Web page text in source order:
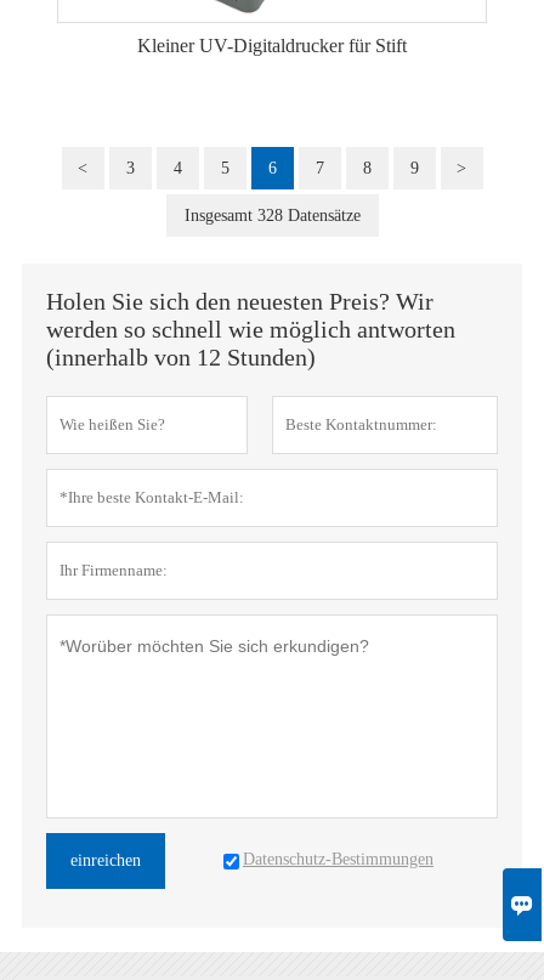

Kleiner UV-Digitaldrucker für Stift
< 3 4 5 6 7 8 9 >
Insgesamt 328 Datensätze
Holen Sie sich den neuesten Preis? Wir
werden so schnell wie möglich antworten
(innerhalb von 12 Stunden)
einreichen Datenschutz-Bestimmungen